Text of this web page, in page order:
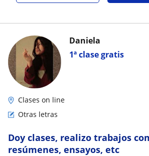
1ª clase gratis
Daniela
Clases on line
Otras letras
Doy clases, realizo trabajos
resúmenes, ensayos, etc